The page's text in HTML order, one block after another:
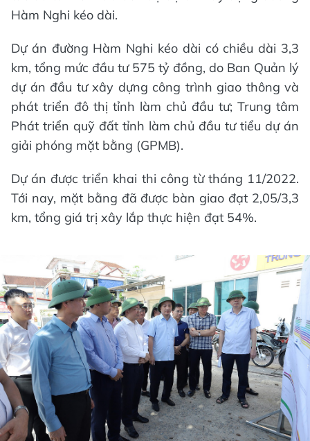
Hàm Nghi kéo dài.
Dự án đường Hàm Nghi kéo dài có chiều dài 3,3
km, tổng mức đầu tư 575 tỷ đồng, do Ban Quản lý
dự án đầu tư xây dựng công trình giao thông và
phát triển đô thị tỉnh làm chủ đầu tư; Trung tâm
Phát triển quỹ đất tỉnh làm chủ đầu tư tiểu dự án
giải phóng mặt bằng (GPMB).
Dự án được triển khai thi công từ tháng 11/2022.
Tới nay, mặt bằng đã được bàn giao đạt 2,05/3,3
km, tổng giá trị xây lắp thực hiện đạt 54%.